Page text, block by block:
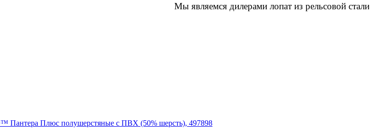
Мы являемся дилерами лопат из рельсовой
Плюс полушерстяные с ПВХ (50% шерсть), 497898